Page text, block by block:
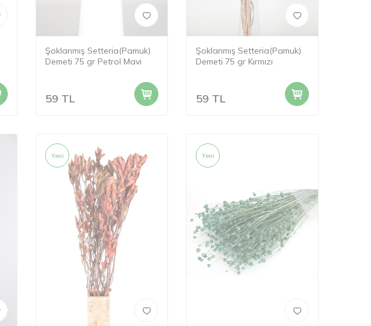
Şoklanmış Setteria(Pamuk)
Demeti 75 gr Petrol Mavi
59 TL
Şoklanmış Setteria(Pamuk)
Demeti 75 gr Kırmızı
59 TL
Yeni Yeni